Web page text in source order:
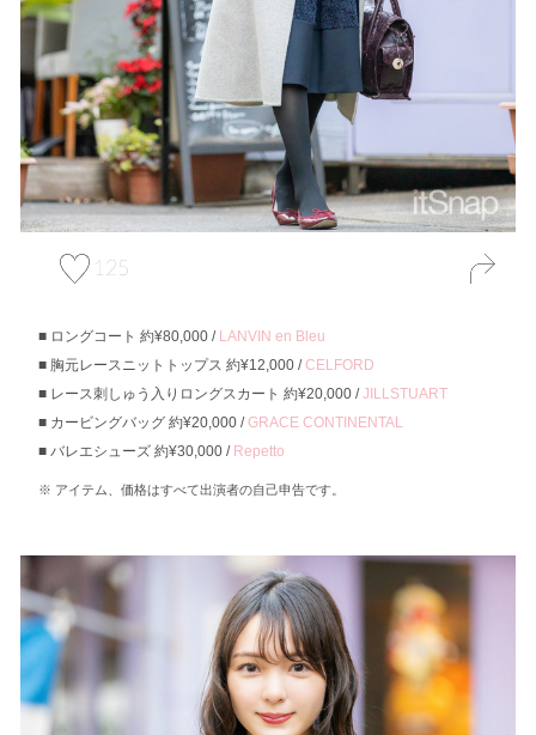
125
ロングコート 約¥80,000 / LANVIN en Bleu
胸元レースニットトップス 約¥12,000 /CELFORD
レース刺しゅう入りロングスカート 約¥20,000 /JILLSTUART
カービングバッグ 約¥20,000 /GRACE CONTINENTAL
バレエシューズ 約¥30,000 / Repetto
アイテム、価格はすべて出演者の自己申告です。